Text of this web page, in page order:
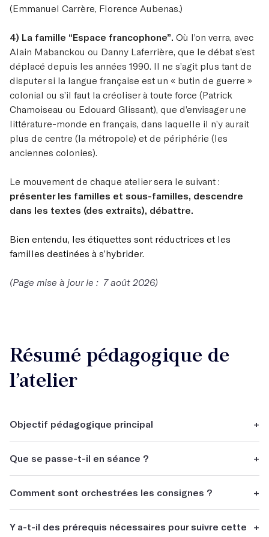
(Emmanuel Carrère, Florence Aubenas.)
4) La famille “Espace francophone”. Où l’on verra, avec
Alain Mabanckou ou Danny Laferrière, que le débat s’est
déplacé depuis les années 1990. Il ne s’agit plus tant de
disputer si la langue française est un « butin de guerre »
colonial ou s’il faut la créoliser à toute force (Patrick
Chamoiseau ou Edouard Glissant), que d’envisager une
littérature-monde en français, dans laquelle il n’y aurait
plus de centre (la métropole) et de périphérie (les
anciennes colonies).
Le mouvement de chaque atelier sera le suivant :
présenter les familles et sous-familles, descendre
dans les textes (des extraits), débattre.
Bien entendu, les étiquettes sont réductrices et les
familles destinées à s’hybrider.
(Page mise à jour le : 7 août 2026)
Résumé pédagogique de
l’atelier
Objectif pédagogique principal +
genres et les sous genres.
Que se passe-t-il en séance ? +
les textes contemporains.
Comment sont orchestrées les consignes ? +
Y a-t-il des prérequis nécessaires pour suivre cette
+